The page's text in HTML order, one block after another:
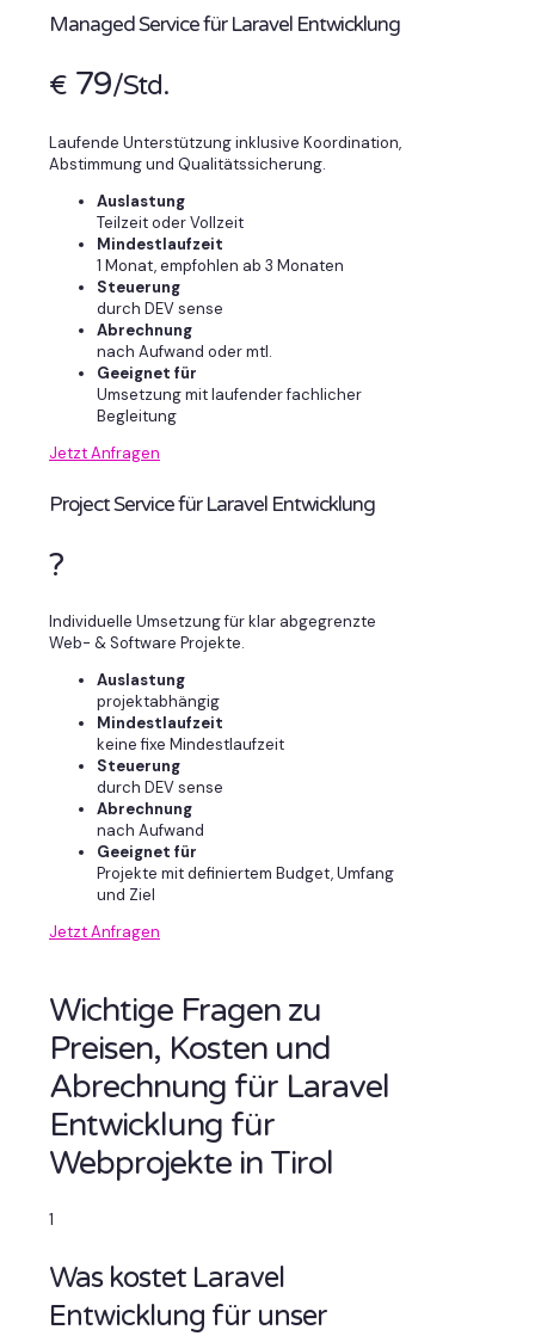
Managed Service für Laravel Entwicklung
€ 79/Std.
Laufende Unterstützung inklusive Koordination,
Abstimmung und Qualitätssicherung.
Auslastung
Teilzeit oder Vollzeit
Mindestlaufzeit
1 Monat, empfohlen ab 3 Monaten
Steuerung
durch DEV sense
Abrechnung
nach Aufwand oder mtl.
Geeignet für
Umsetzung mit laufender fachlicher
Begleitung
Jetzt Anfragen
Project Service für Laravel Entwicklung
?
Individuelle Umsetzung für klar abgegrenzte
Web- & Software Projekte.
Auslastung
projektabhängig
Mindestlaufzeit
keine fixe Mindestlaufzeit
Steuerung
durch DEV sense
Abrechnung
nach Aufwand
Geeignet für
Projekte mit definiertem Budget, Umfang
und Ziel
Jetzt Anfragen
Wichtige Fragen zu
Preisen, Kosten und
Abrechnung für Laravel
Entwicklung für
Webprojekte in Tirol
1
Was kostet Laravel
Entwicklung für unser